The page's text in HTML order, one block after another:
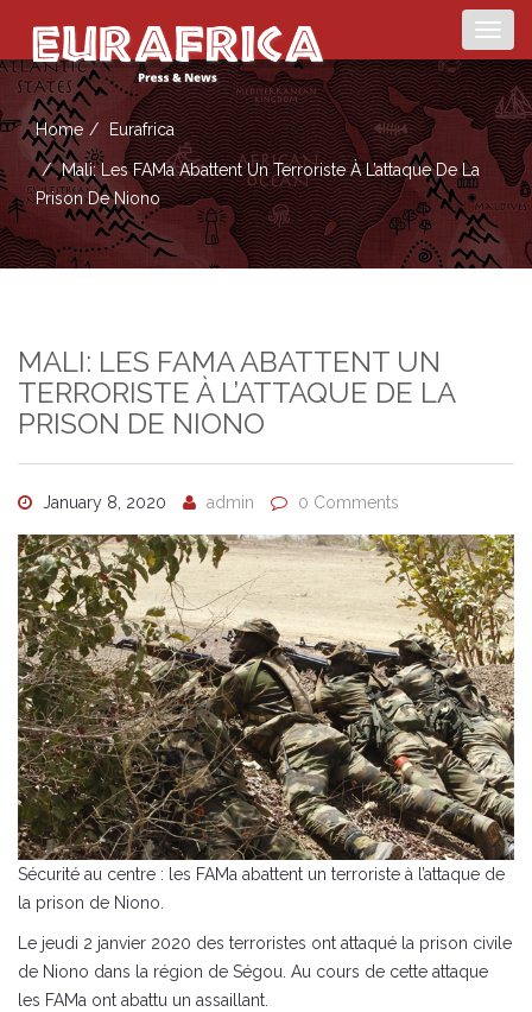
Home Eurafrica
Mali: Les FAMa Abattent Un Terroriste À L’attaque De La
Prison De Niono
MALI: LES FAMA ABATTENT UN
TERRORISTE À L’ATTAQUE DE LA
PRISON DE NIONO
January 8, 2020 admin 0 Comments
Sécurité au centre : les FAMa abattent un terroriste à l’attaque de
la prison de Niono.
Le jeudi 2 janvier 2020 des terroristes ont attaqué la prison civile
de Niono dans la région de Ségou. Au cours de cette attaque
les FAMa ont abattu un assaillant.